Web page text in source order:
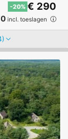
-20% € 290
incl. toeslagen